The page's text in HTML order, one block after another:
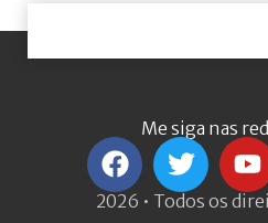
Me siga nas
2026 • Todos os